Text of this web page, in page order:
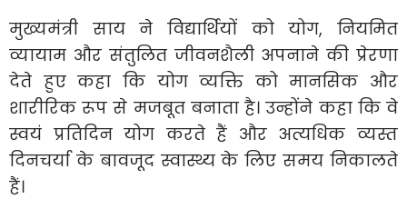
मुख्यमंत्री साय ने विद्यार्थियों को योग, नियमित
व्यायाम और संतुलित जीवनशैली अपनाने की प्रेरणा
देते हुए कहा कि योग व्यक्ति को मानसिक और
शारीरिक रूप से मजबूत बनाता है। उन्होंने कहा कि वे
स्वयं प्रतिदिन योग करते हैं और अत्यधिक व्यस्त
दिनचर्या के बावजूद स्वास्थ्य के लिए समय निकालते
हैं।